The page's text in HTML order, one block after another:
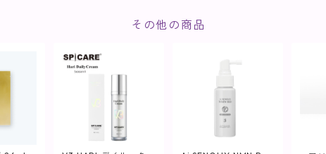
その他の商品